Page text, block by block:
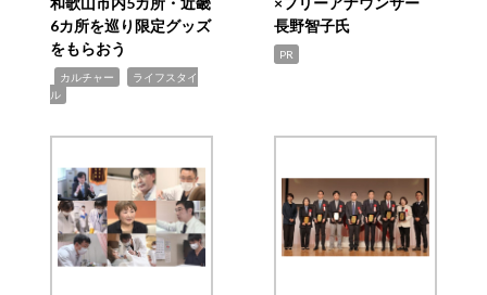
6カ所を巡り限定グッズ
をもらおう
カルチャー
ライフスタイ
ル
長野智子氏
PR